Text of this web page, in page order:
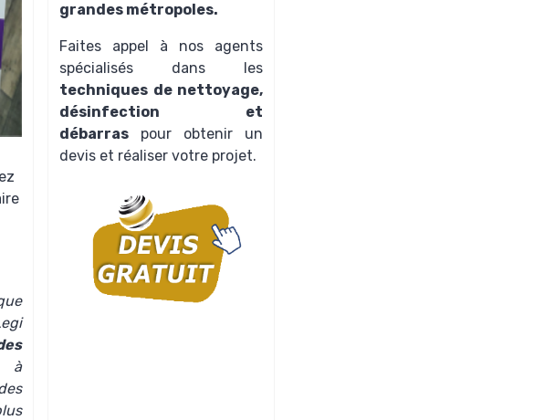
à
grandes métropoles.
Faites appel à nos agents
spécialisés dans les
techniques de nettoyage,
désinfection et
débarras pour obtenir un
devis et réaliser votre projet.